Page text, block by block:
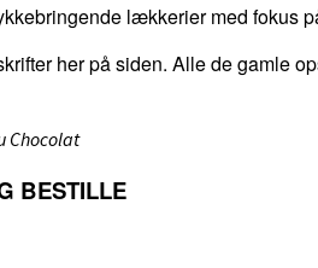
lækkerier med fokus
her på siden. Alle de gamle
Chocolat
BESTILLE